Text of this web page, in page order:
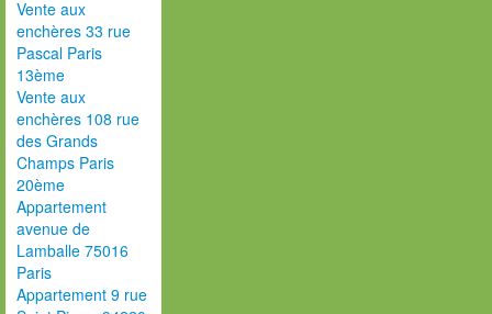
Vente aux
enchères 33 rue
Pascal Paris
13ème
Vente aux
enchères 108 rue
des Grands
Champs Paris
20ème
Appartement
avenue de
Lamballe 75016
Paris
Appartement 9 rue